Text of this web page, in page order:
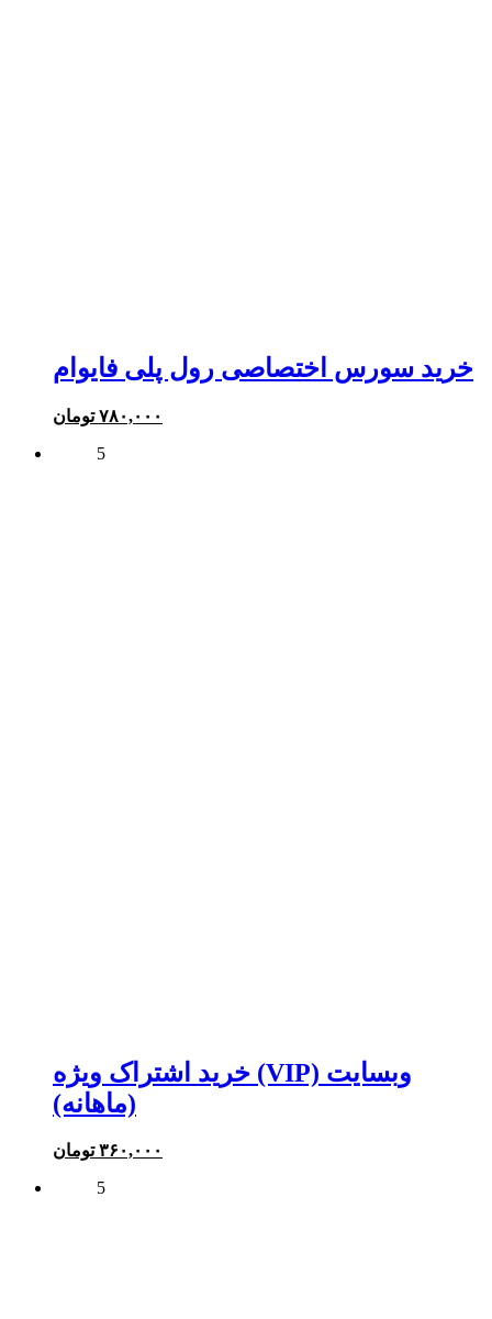
خرید سورس اختصاصی رول پلی فایوام
۷۸۰,۰۰۰ تومان
5
خرید اشتراک ویژه (VIP) وبسایت
(ماهانه)
۳۶۰,۰۰۰ تومان
5